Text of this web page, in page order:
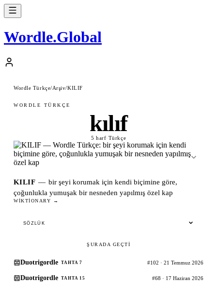
Wordle.Global
Wordle Türkçe/Arşiv/KILIF
WORDLE TÜRKÇE
kılıf
5 harf·Türkçe
KILIF — bir şeyi korumak için kendi biçimine göre,
çoğunlukla yumuşak bir nesneden yapılmış özel kap
WIKTIONARY →
SÖZLÜK
ŞURADA GEÇTI
Duotrigordle TAHTA 7 #102 · 21 Temmuz 2026
Duotrigordle TAHTA 15 #68 · 17 Haziran 2026